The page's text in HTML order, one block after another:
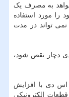
به مصرف یک
را مورد استفاده
تواند در مدت
دچار نقص شود،
اس دی با افزایش
الکترونیکی